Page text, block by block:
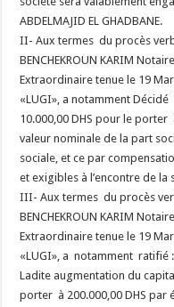
ABDELMAJID EL GHADBANE.
II- Aux termes du procès
BENCHEKROUN KARIM
Extraordinaire tenue le 19
«LUGI», a notamment
10.000,00 DHS pour le porter
valeur nominale de la part
sociale, et ce par
et exigibles à l’encontre de la
III- Aux termes du procès
BENCHEKROUN KARIM
Extraordinaire tenue le 19
«LUGI», a notamment ratifié :
Ladite augmentation du
porter à 200.000,00 DHS par